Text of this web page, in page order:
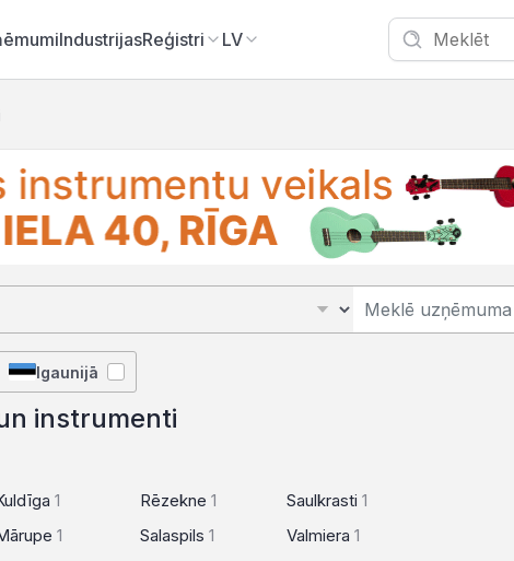
IndustrijasReģistri LV
Igaunijā
instrumenti
1
1
Rēzekne1
Salaspils1
Saulkrasti 1
Valmiera 1